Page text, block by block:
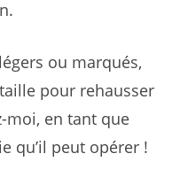
ou marqués,
pour rehausser
moi, en tant que
qu’il peut opérer !